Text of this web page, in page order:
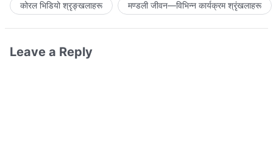
कोरल भिडियो श्रृङ्खलाहरू मण्डली जीवन—विभिन्‍न कार्यक्रम श्रृंखलाहरू
Leave a Reply